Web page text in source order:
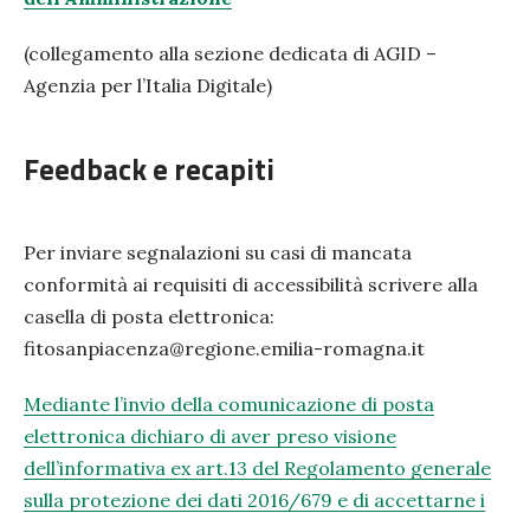
(collegamento alla sezione dedicata di AGID –
Agenzia per l’Italia Digitale)
Feedback e recapiti
Per inviare segnalazioni su casi di mancata
conformità ai requisiti di accessibilità scrivere alla
casella di posta elettronica:
fitosanpiacenza@regione.emilia-romagna.it
Mediante l’invio della comunicazione di posta
elettronica dichiaro di aver preso visione
dell’informativa ex art.13 del Regolamento generale
sulla protezione dei dati 2016/679 e di accettarne i